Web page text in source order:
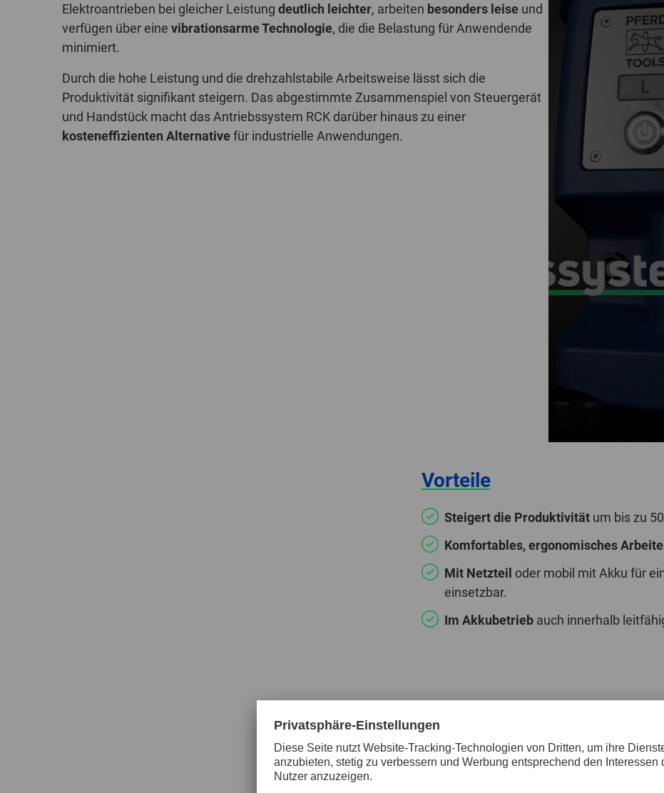
Elektroantrieben bei gleicher Leistung deutlich leichter, arbeiten besonders leise und
verfügen über eine vibrationsarme Technologie, die die Belastung für Anwendende
minimiert.
Durch die hohe Leistung und die drehzahlstabile Arbeitsweise lässt sich die
Produktivität signifikant steigern. Das abgestimmte Zusammenspiel von Steuergerät
und Handstück macht das Antriebssystem RCK darüber hinaus zu einer
kosteneffizienten Alternativefür industrielle Anwendungen.
Vorteile
Steigert die Produktivitätum bis zu
Komfortables, ergonomisches
Mit Netzteil oder mobil mit Akku für
einsetzbar.
Im Akkubetriebauch innerhalb